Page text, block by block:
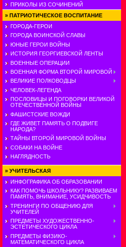
ПРИКОЛЫ ИЗ СОЧИНЕНИЙ
» ПАТРИОТИЧЕСКОЕ ВОСПИТАНИЕ
ГОРОДА-ГЕРОИ
ГОРОДА ВОИНСКОЙ СЛАВЫ
ЮНЫЕ ГЕРОИ ВОЙНЫ
ИСТОРИЯ ГЕОРГИЕВСКОЙ ЛЕНТЫ
ВОЕННЫЕ ОПЕРАЦИИ
ВОЕННАЯ ФОРМА ВТОРОЙ МИРОВОЙ
ВЕЛИКИЕ ПОЛКОВОДЦЫ
ЧЕЛОВЕК-ЛЕГЕНДА
ПОСЛОВИЦЫ И ПОГОВОРКИ ВЕЛИКОЙ
ОТЕЧЕСТВЕННОЙ ВОЙНЫ
ФАШИСТСКИЕ ВОЖДИ
ГДЕ ЖИВЕТ ПАМЯТЬ О ПОДВИГЕ
НАРОДА?
ТАЙНЫ ВТОРОЙ МИРОВОЙ ВОЙНЫ
СОБАКИ НА ВОЙНЕ
НАГЛЯДНОСТЬ
» УЧИТЕЛЬСКАЯ
ИНФОГРАФИКА ОБ ОБРАЗОВАНИИ
КАК ПОМОЧЬ ШКОЛЬНИКУ? РАЗВИВАЕМ
ПАМЯТЬ, ВНИМАНИЕ, УСИДЧИВОСТЬ
ТРЕНИНГИ ПО ОБЩЕНИЮ ДЛЯ
УЧИТЕЛЕЙ
ПРЕДМЕТЫ ХУДОЖЕСТВЕННО-
ЭСТЕТИЧЕСКОГО ЦИКЛА
ПРЕДМЕТЫ ФИЗИКО-
МАТЕМАТИЧЕСКОГО ЦИКЛА